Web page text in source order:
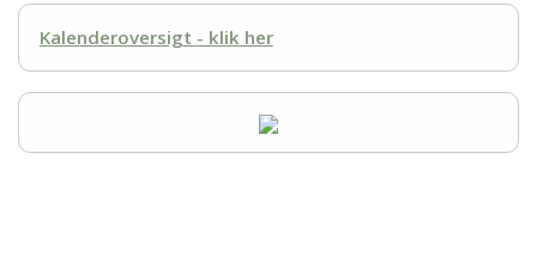
Kalenderoversigt - klik her